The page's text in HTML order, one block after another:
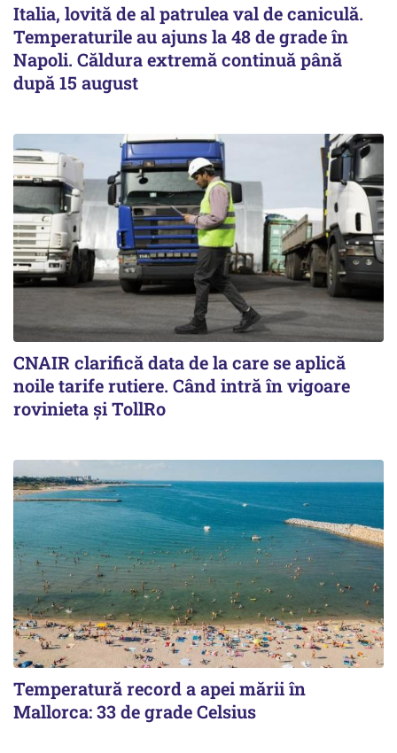
Italia, lovită de al patrulea val de caniculă.
Temperaturile au ajuns la 48 de grade în
Napoli. Căldura extremă continuă până
după 15 august
CNAIR clarifică data de la care se aplică
noile tarife rutiere. Când intră în vigoare
rovinieta și TollRo
Temperatură record a apei mării în
Mallorca: 33 de grade Celsius